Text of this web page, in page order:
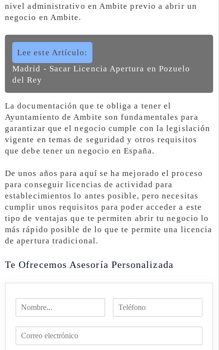
nivel administrativo en Ambite previo a abrir un
negocio en Ambite.
Lee este Artículo:
Madrid - Sacar Licencia Apertura en Pozuelo
del Rey
La documentación que te obliga a tener el
Ayuntamiento de Ambite son fundamentales para
garantizar que el negocio cumple con la legislación
vigente en temas de seguridad y otros requisitos
que debe tener un negocio en España.
De unos años para aquí se ha mejorado el proceso
para conseguir licencias de actividad para
establecimientos lo antes posible, pero necesitas
cumplir unos requisitos para poder acceder a este
tipo de ventajas que te permiten abrir tu negocio lo
más rápido posible de lo que te permite una licencia
de apertura tradicional.
Te Ofrecemos Asesoría Personalizada